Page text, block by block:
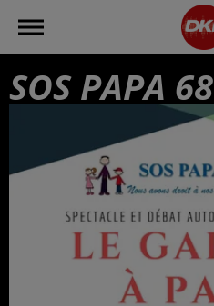
SOS PAPA 68